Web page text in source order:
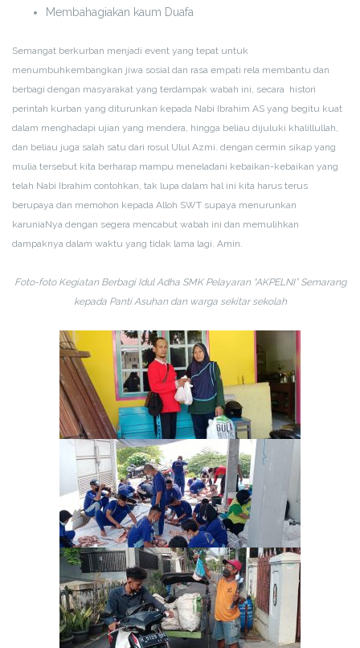
Membahagiakan kaum Duafa
Semangat berkurban menjadi event yang tepat untuk
menumbuhkembangkan jiwa sosial dan rasa empati rela membantu dan
berbagi dengan masyarakat yang terdampak wabah ini, secara histori
perintah kurban yang diturunkan kepada Nabi Ibrahim AS yang begitu kuat
dalam menghadapi ujian yang mendera, hingga beliau dijuluki khalillullah,
dan beliau juga salah satu dari rosul Ulul Azmi. dengan cermin sikap yang
mulia tersebut kita berharap mampu meneladani kebaikan-kebaikan yang
telah Nabi Ibrahim contohkan, tak lupa dalam hal ini kita harus terus
berupaya dan memohon kepada Alloh SWT supaya menurunkan
karuniaNya dengan segera mencabut wabah ini dan memulihkan
dampaknya dalam waktu yang tidak lama lagi. Amin.
Foto-foto Kegiatan Berbagi Idul Adha SMK Pelayaran “AKPELNI” Semarang
kepada Panti Asuhan dan warga sekitar sekolah